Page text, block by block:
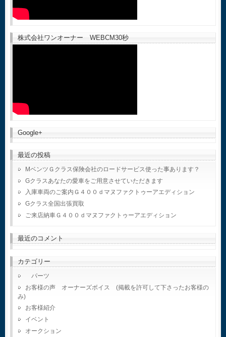
株式会社ワンオーナー WEBCM30秒
Google+
最近の投稿
MベンツＧクラス保険会社のロードサービス使った事あります？
Gクラスあなたの愛車をご用意させていただきます
入庫車両のご案内Ｇ４００ｄマヌファクトゥーアエディション
Gクラス全国出張買取
ご来店納車Ｇ４００ｄマヌファクトゥーアエディション
最近のコメント
カテゴリー
パーツ
お客様の声 オーナーズボイス (掲載を許可して下さったお客様の
み)
お客様紹介
イベント
オークション